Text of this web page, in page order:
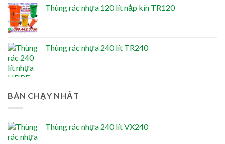
Thùng rác nhựa 120 lít nắp kín TR120
Thùng rác nhựa 240 lít TR240
BÁN CHẠY NHẤT
Thùng rác nhựa 240 lít VX240